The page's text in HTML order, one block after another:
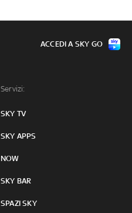
Servizi:
SKY TV
SKY APPS
NOW
SKY BAR
SPAZI SKY
ACCEDI A SKY GO